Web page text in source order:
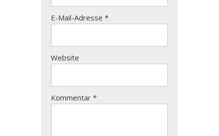
E-Mail-Adresse *
Website
Kommentar *